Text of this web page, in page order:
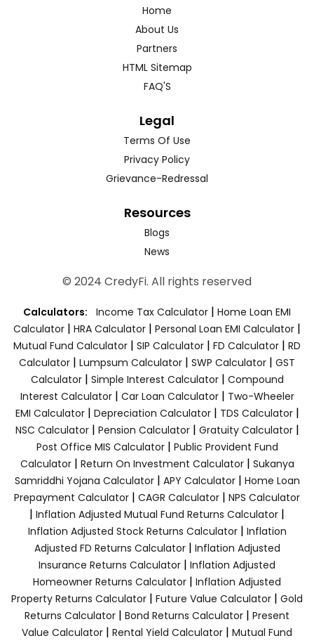
Home
About Us
Partners
HTML Sitemap
FAQ'S
Legal
Terms Of Use
Privacy Policy
Grievance-Redressal
Resources
Blogs
News
© 2024 CredyFi. All rights reserved
Calculators: Income Tax Calculator | Home Loan EMI
Calculator | HRA Calculator | Personal Loan EMI Calculator |
Mutual Fund Calculator | SIP Calculator | FD Calculator | RD
Calculator | Lumpsum Calculator | SWP Calculator | GST
Calculator| Simple Interest Calculator| Compound
Interest Calculator| Car Loan Calculator| Two-Wheeler
EMI Calculator| Depreciation Calculator| TDS Calculator|
NSC Calculator| Pension Calculator| Gratuity Calculator|
Post Office MIS Calculator| Public Provident Fund
Calculator| Return On Investment Calculator| Sukanya
Samriddhi Yojana Calculator| APY Calculator| Home Loan
Prepayment Calculator | CAGR Calculator | NPS Calculator
| Inflation Adjusted Mutual Fund Returns Calculator |
Inflation Adjusted Stock Returns Calculator| Inflation
Adjusted FD Returns Calculator| Inflation Adjusted
Insurance Returns Calculator | Inflation Adjusted
Homeowner Returns Calculator | Inflation Adjusted
Property Returns Calculator | Future Value Calculator | Gold
Returns Calculator | Bond Returns Calculator | Present
Value Calculator | Rental Yield Calculator | Mutual Fund